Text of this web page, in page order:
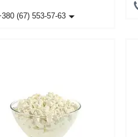
(67) 553-57-63